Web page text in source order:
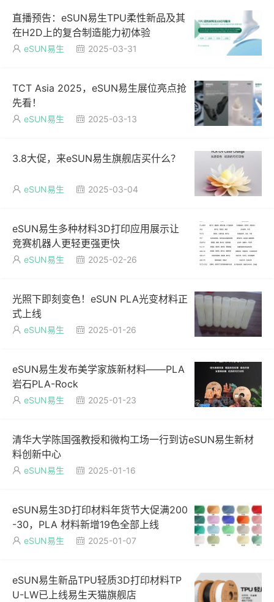
直播预告：eSUN易生TPU柔性新品及其
在H2D上的复合制造能力初体验
 eSUN易生  2025-03-31
TCT Asia 2025，eSUN易生展位亮点抢
先看！
 eSUN易生  2025-03-13
3.8大促，来eSUN易生旗舰店买什么？
 eSUN易生  2025-03-04
eSUN易生多种材料3D打印应用展示让
竞赛机器人更轻更强更快
 eSUN易生  2025-02-26
光照下即刻变色！eSUN PLA光变材料正
式上线
 eSUN易生  2025-01-26
eSUN易生发布美学家族新材料——PLA
岩石PLA-Rock
 eSUN易生  2025-01-23
清华大学陈国强教授和微构工场一行到访eSUN易生新材
料创新中心
 eSUN易生  2025-01-16
eSUN易生3D打印材料年货节大促满200
-30，PLA 材料新增19色全部上线
 eSUN易生  2025-01-07
eSUN易生新品TPU轻质3D打印材料TP
U-LW已上线易生天猫旗舰店